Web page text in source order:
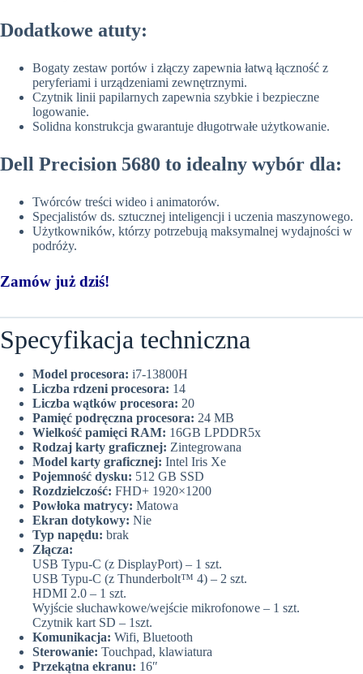
Dodatkowe atuty:
Bogaty zestaw portów i złączy zapewnia łatwą łączność z
peryferiami i urządzeniami zewnętrznymi.
Czytnik linii papilarnych zapewnia szybkie i bezpieczne
logowanie.
Solidna konstrukcja gwarantuje długotrwałe użytkowanie.
Dell Precision 5680 to idealny wybór dla:
Twórców treści wideo i animatorów.
Specjalistów ds. sztucznej inteligencji i uczenia maszynowego.
Użytkowników, którzy potrzebują maksymalnej wydajności w
podróży.
Zamów już dziś!
Specyfikacja techniczna
Model procesora: i7-13800H
Liczba rdzeni procesora: 14
Liczba wątków procesora: 20
Pamięć podręczna procesora: 24 MB
Wielkość pamięci RAM: 16GB LPDDR5x
Rodzaj karty graficznej: Zintegrowana
Model karty graficznej: Intel Iris Xe
Pojemność dysku: 512 GB SSD
Rozdzielczość: FHD+ 1920×1200
Powłoka matrycy: Matowa
Ekran dotykowy: Nie
Typ napędu: brak
Złącza:
USB Typu-C (z DisplayPort) – 1 szt.
USB Typu-C (z Thunderbolt™ 4) – 2 szt.
HDMI 2.0 – 1 szt.
Wyjście słuchawkowe/wejście mikrofonowe – 1 szt.
Czytnik kart SD – 1szt.
Komunikacja: Wifi, Bluetooth
Sterowanie: Touchpad, klawiatura
Przekątna ekranu: 16″